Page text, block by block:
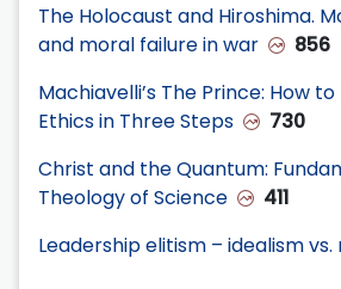
The Holocaust and Hiroshima.
and moral failure in war
856
Machiavelli’s The Prince: How
Ethics in Three Steps
730
Christ and the Quantum:
Theology of Science
411
Leadership elitism – idealism vs.